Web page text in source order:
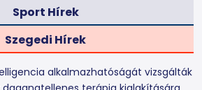
Sport Hírek
Szegedi Hírek
alkalmazhatóságát vizsgálták